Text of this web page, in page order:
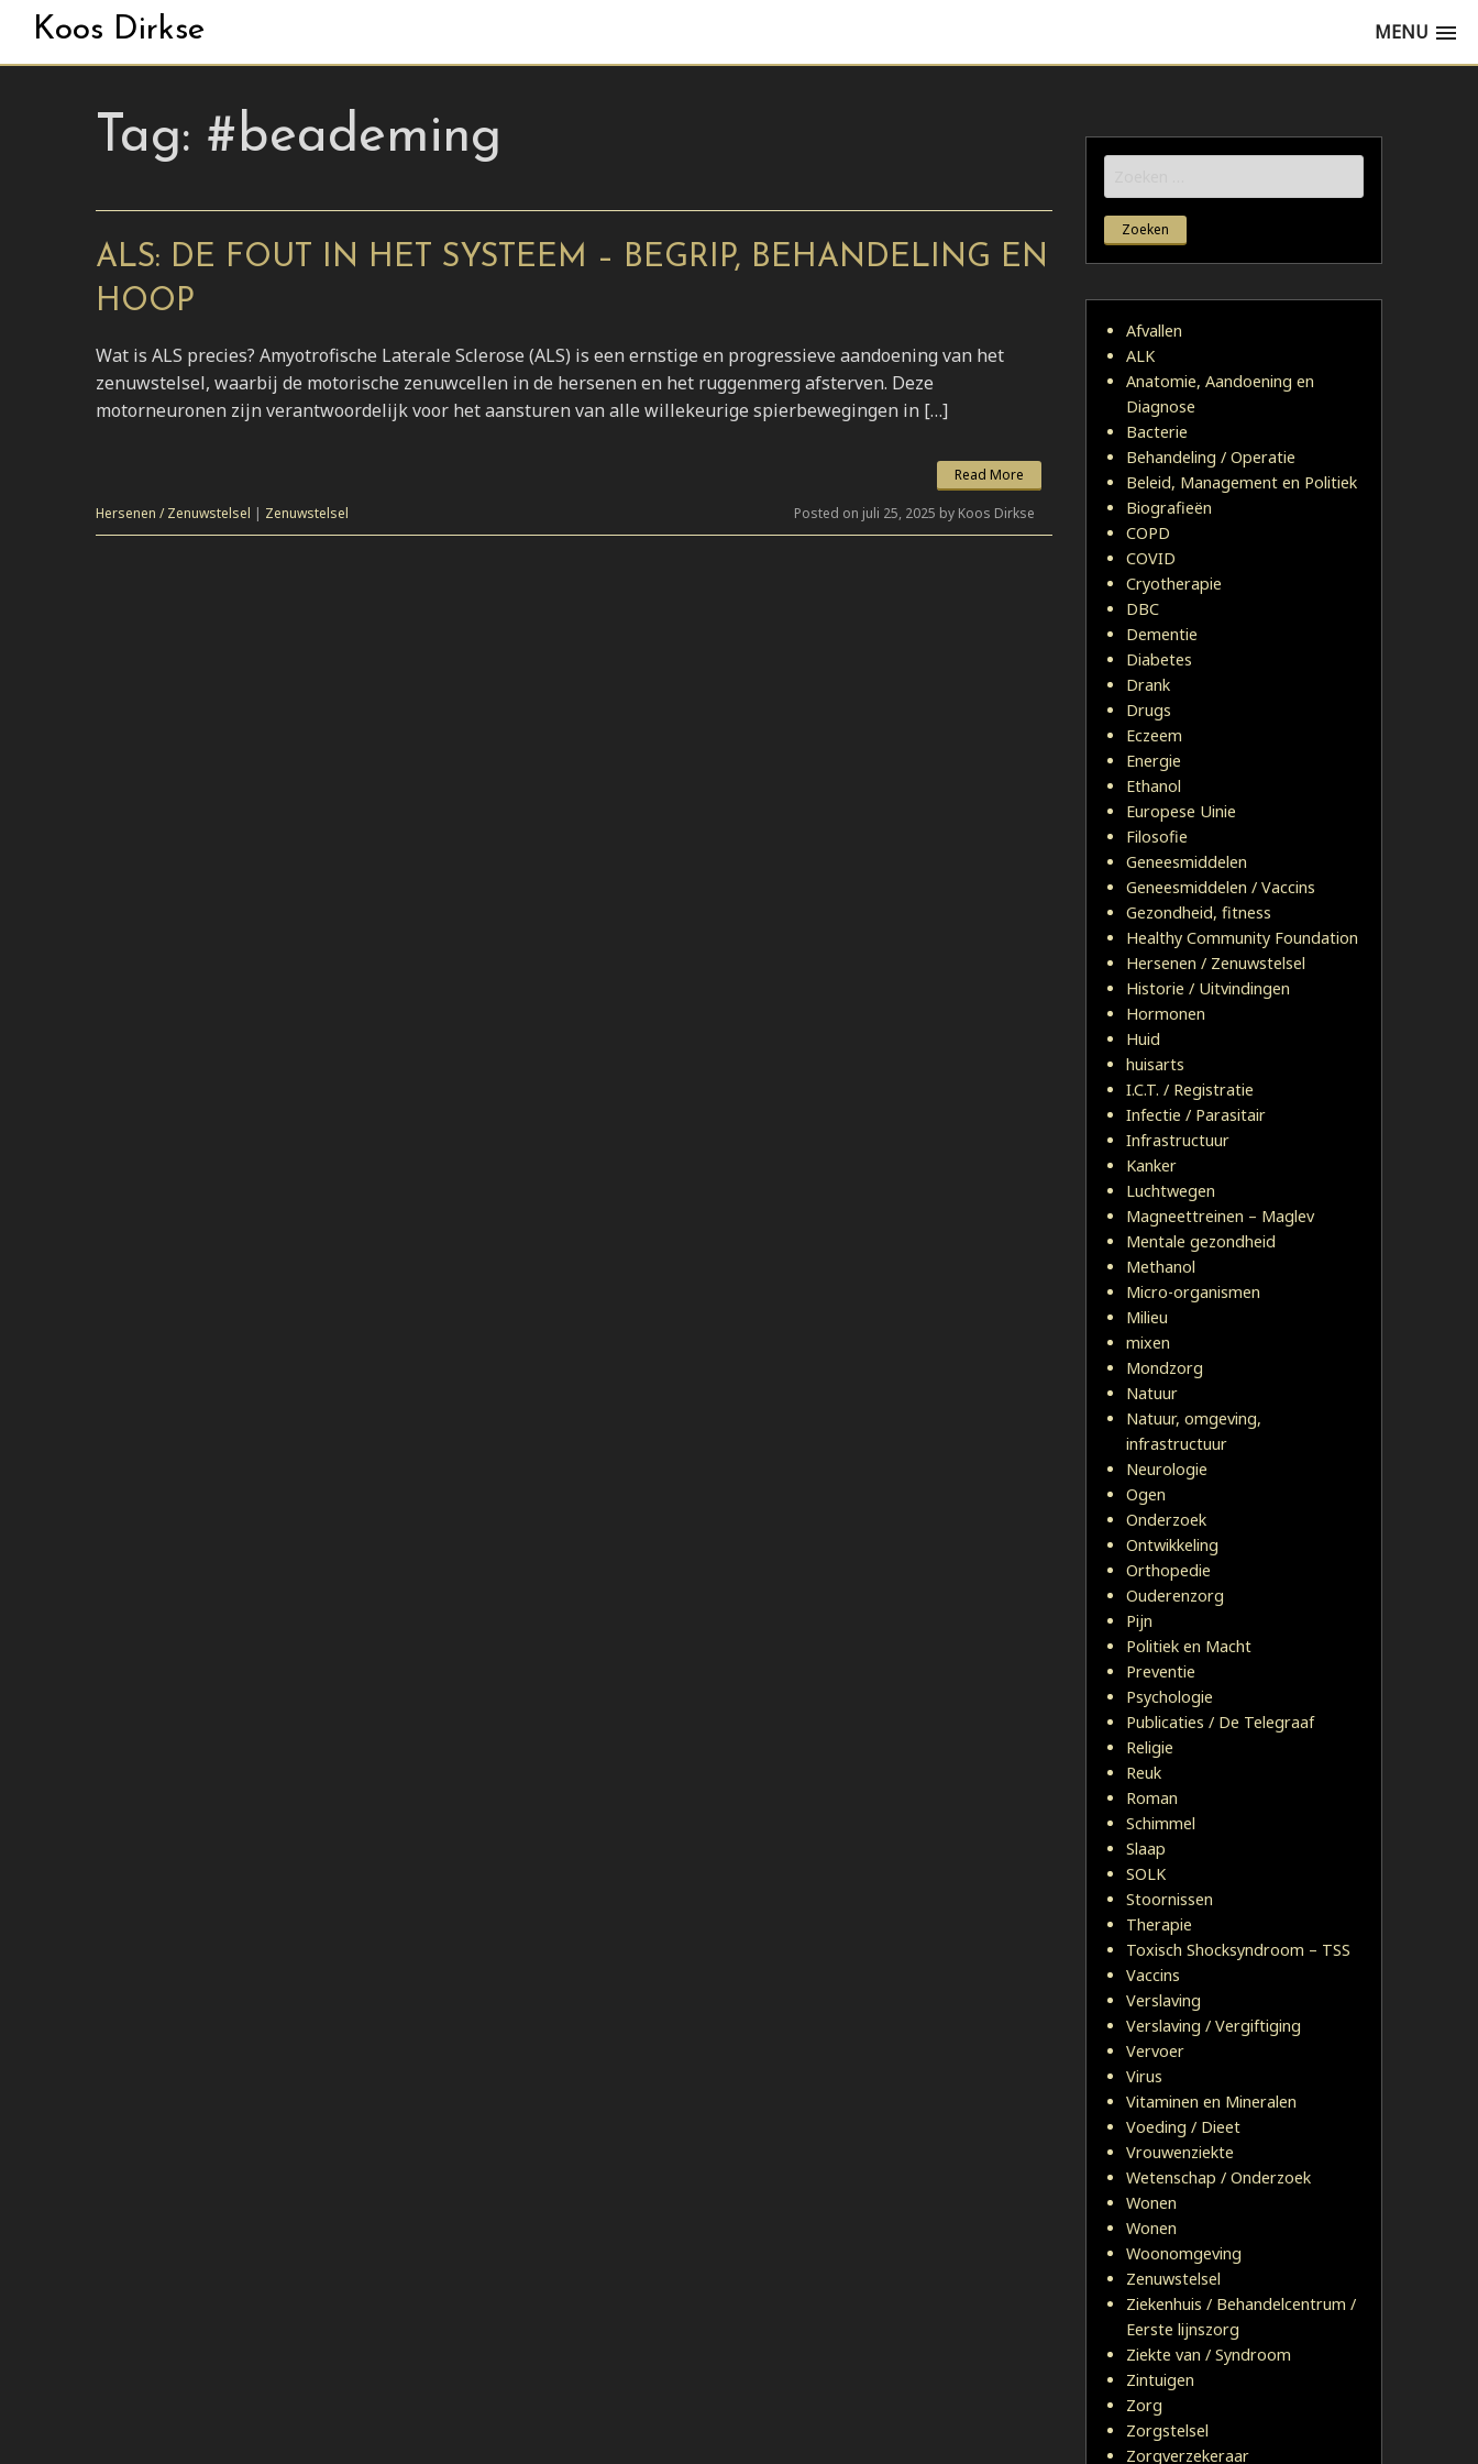
Koos Dirkse MENU
Tag: #beademing
ALS: DE FOUT IN HET SYSTEEM – BEGRIP, BEHANDELING EN
HOOP
Wat is ALS precies? Amyotrofische Laterale Sclerose (ALS) is een ernstige en progressieve aandoening van het
zenuwstelsel, waarbij de motorische zenuwcellen in de hersenen en het ruggenmerg afsterven. Deze
motorneuronen zijn verantwoordelijk voor het aansturen van alle willekeurige spierbewegingen in […]
Read More
Hersenen / Zenuwstelsel | Zenuwstelsel Posted on juli 25, 2025 by Koos Dirkse
naar:
Afvallen
ALK
Anatomie, Aandoening en
Diagnose
Bacterie
Behandeling / Operatie
Beleid, Management en Politiek
Biografieën
COPD
COVID
Cryotherapie
DBC
Dementie
Diabetes
Drank
Drugs
Eczeem
Energie
Ethanol
Europese Uinie
Filosofie
Geneesmiddelen
Geneesmiddelen / Vaccins
Gezondheid, fitness
Healthy Community Foundation
Hersenen / Zenuwstelsel
Historie / Uitvindingen
Hormonen
Huid
huisarts
I.C.T. / Registratie
Infectie / Parasitair
Infrastructuur
Kanker
Luchtwegen
Magneettreinen – Maglev
Mentale gezondheid
Methanol
Micro-organismen
Milieu
mixen
Mondzorg
Natuur
Natuur, omgeving,
infrastructuur
Neurologie
Ogen
Onderzoek
Ontwikkeling
Orthopedie
Ouderenzorg
Pijn
Politiek en Macht
Preventie
Psychologie
Publicaties / De Telegraaf
Religie
Reuk
Roman
Schimmel
Slaap
SOLK
Stoornissen
Therapie
Toxisch Shocksyndroom – TSS
Vaccins
Verslaving
Verslaving / Vergiftiging
Vervoer
Virus
Vitaminen en Mineralen
Voeding / Dieet
Vrouwenziekte
Wetenschap / Onderzoek
Wonen
Wonen
Woonomgeving
Zenuwstelsel
Ziekenhuis / Behandelcentrum /
Eerste lijnszorg
Ziekte van / Syndroom
Zintuigen
Zorg
Zorgstelsel
Zorgverzekeraar